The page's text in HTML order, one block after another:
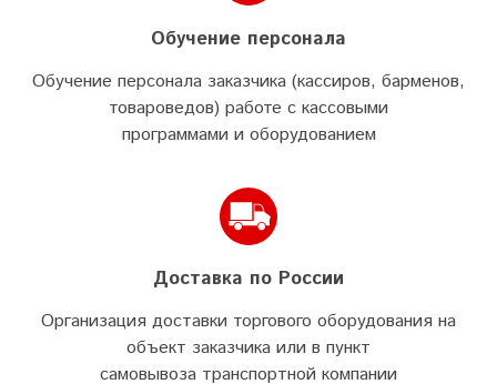
Обучение персонала
Обучение персонала заказчика (кассиров, барменов,
товароведов) работе с кассовыми
программами и оборудованием
Доставка по России
Организация доставки торгового оборудования на
объект заказчика или в пункт
самовывоза транспортной компании